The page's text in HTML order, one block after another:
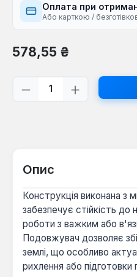
Оплата при
Або карткою /
Звичайна ціна:
578,55 ₴
Кількість
Опис
Конструкція виконана з
забезпечує стійкість до
роботи з важким або
Подовжувач дозволяє
землі, що особливо
рихлення або підготовки